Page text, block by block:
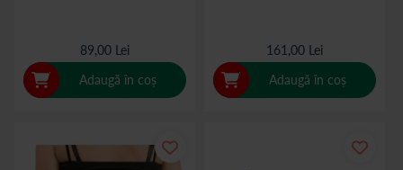
89,00 Lei
Adaugă în coș
161,00 Lei
Adaugă în coș